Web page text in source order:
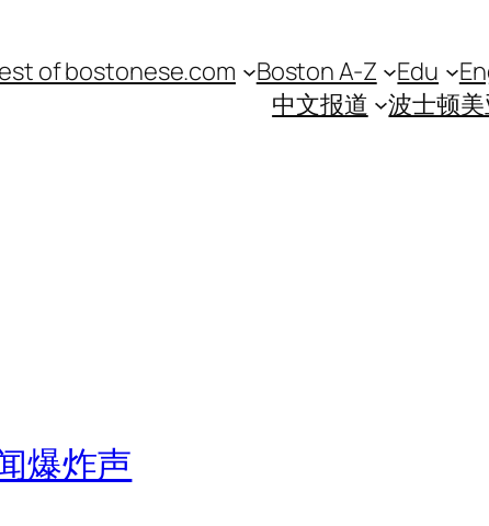
of bostonese.com Boston A-Z Edu
中文报道
波士顿
爆炸声